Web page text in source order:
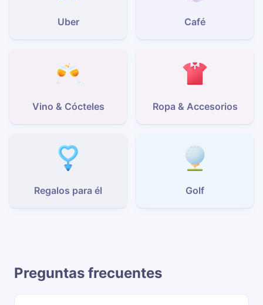
Uber Café
Vino & Cócteles Ropa & Accesorios
Regalos para él Golf
Preguntas frecuentes